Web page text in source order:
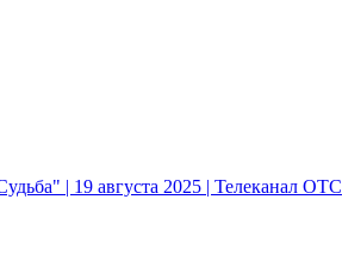
| 19 августа 2025 | Телеканал ОТС